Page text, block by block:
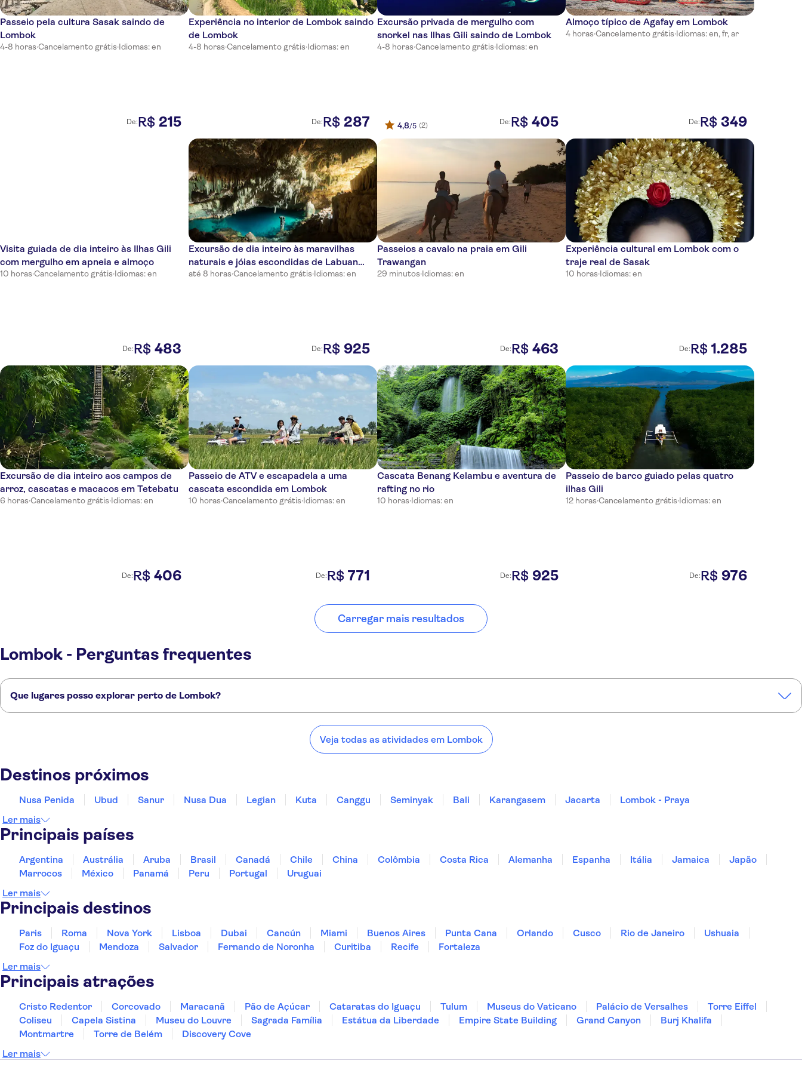
Alang Alang Boutique Beach Resort
Holiday Resort
Passeio pela cultura Sasak saindo de
Lombok
4-8 horas·Cancelamento grátis·Idiomas: en
De:R$ 215
Experiência no interior de Lombok saindo
de Lombok
4-8 horas·Cancelamento grátis·Idiomas: en
De:R$ 287
Excursão privada de mergulho com
snorkel nas Ilhas Gili saindo de Lombok
4-8 horas·Cancelamento grátis·Idiomas: en
4,8/5 (2) De:R$ 405
Almoço típico de Agafay em Lombok
4 horas·Cancelamento grátis·Idiomas: en, fr, ar
De:R$ 349
Visita guiada de dia inteiro às Ilhas Gili
com mergulho em apneia e almoço
10 horas·Cancelamento grátis·Idiomas: en
De:R$ 483
Excursão de dia inteiro às maravilhas
naturais e jóias escondidas de Labuan
Bajo
até 8 horas·Cancelamento grátis·Idiomas: en
De:R$ 925
Passeios a cavalo na praia em Gili
Trawangan
29 minutos·Idiomas: en
De:R$ 463
Experiência cultural em Lombok com o
traje real de Sasak
10 horas·Idiomas: en
De:R$ 1.285
Excursão de dia inteiro aos campos de
arroz, cascatas e macacos em Tetebatu
6 horas·Cancelamento grátis·Idiomas: en
De:R$ 406
Passeio de ATV e escapadela a uma
cascata escondida em Lombok
10 horas·Cancelamento grátis·Idiomas: en
De:R$ 771
Cascata Benang Kelambu e aventura de
rafting no rio
10 horas·Idiomas: en
De:R$ 925
Passeio de barco guiado pelas quatro
ilhas Gili
12 horas·Cancelamento grátis·Idiomas: en
De:R$ 976
Carregar mais resultados
Lombok - Perguntas frequentes
Que lugares posso explorar perto de Lombok?
Veja todas as atividades em Lombok
Destinos próximos
Nusa Penida Ubud Sanur Nusa Dua Legian Kuta Canggu Seminyak Bali Karangasem Jacarta
Lombok - Praya
Ler mais
Principais países
Argentina Austrália Aruba Brasil Canadá Chile China Colômbia Costa Rica Alemanha Espanha Itália Jamaica
Japão
Marrocos
México Panamá Peru Portugal
Uruguai
Ler mais
Principais destinos
Paris Roma Nova York Lisboa Dubai Cancún Miami Buenos Aires Punta Cana Orlando Cusco Rio de Janeiro
Ushuaia
Foz do Iguaçu
Mendoza Salvador Fernando de Noronha Curitiba Recife
Fortaleza
Ler mais
Principais atrações
Cristo Redentor Corcovado Maracanã Pão de Açúcar Cataratas do Iguaçu Tulum Museus do Vaticano Palácio de Versalhes
Torre Eiffel
Coliseu
Capela Sistina Museu do Louvre Sagrada Família Estátua da Liberdade Empire State Building Grand Canyon
Burj Khalifa
Montmartre
Torre de Belém
Discovery Cove
Ler mais